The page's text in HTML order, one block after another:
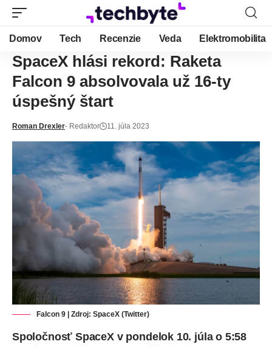
Domov Tech Recenzie Veda Elektromobilita
SpaceX hlási rekord: Raketa
Falcon 9 absolvovala už 16-ty
úspešný štart
Roman Drexler- Redaktor 11. júla 2023
Falcon 9 | Zdroj: SpaceX (Twitter)
Spoločnosť SpaceX v pondelok 10. júla o 5:58